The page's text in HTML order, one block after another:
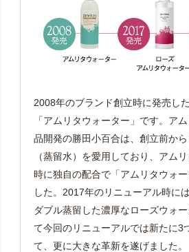
2008年のブランド創立時に発売し
「アムリタウォーター」です。ア
品開発の勝田小百合は、創立前か
（蒸留水）を愛用しており、アム
時に独自の配合で「アムリタウォ
した。2017年のリニューアル時に
ダブル蒸留した濃厚なローズウォ
て今回のリニューアルでは新たに3
て、更に大きな革新を遂げました。